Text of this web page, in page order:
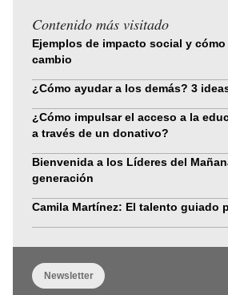
Contenido más visitado
Ejemplos de impacto social y
cambio
¿Cómo ayudar a los demás? 3
¿Cómo impulsar el acceso a la
a través de un donativo?
Bienvenida a los Líderes del
generación
Camila Martínez: El talento guiado
Newsletter